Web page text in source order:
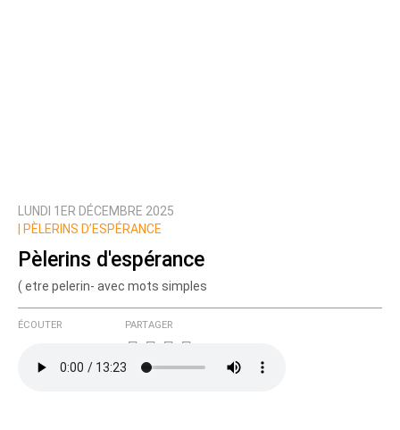
LUNDI 1ER DÉCEMBRE 2025
PÈLERINS D’ESPÉRANCE
Pèlerins d'espérance
( etre pelerin- avec mots simples
ÉCOUTER PARTAGER